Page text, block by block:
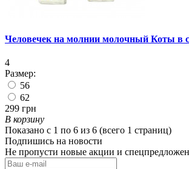
Человечек на молнии молочный Коты в
4
Размер:
56
62
299 грн
В корзину
Показано с 1 по 6 из 6 (всего 1 страниц)
Подпишись на новости
Не пропусти новые акции и